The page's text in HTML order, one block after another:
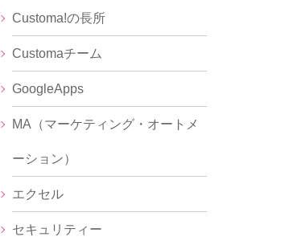
Customa!の長所
Customaチーム
GoogleApps
MA（マーケティング・オートメ
ーション）
エクセル
セキュリティー